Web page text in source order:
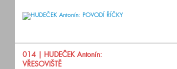
014 | HUDEČEK Antonín:
VŘESOVIŠTĚ